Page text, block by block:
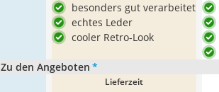
besonders gut verarbeitet
echtes Leder
cooler Retro-Look
Zu den Angeboten *
Lieferzeit